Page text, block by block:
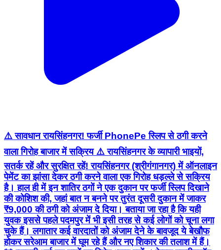
⚠️ सावधान रायसिंहनगर! फर्जी PhonePe स्लिप से ठगी करने
वाला गिरोह बाजार में सक्रिय ⚠️ रायसिंहनगर के व्यापारी भाइयों,
सतर्क रहें और सुरक्षित रहें! रायसिंहनगर (श्रीगंगानगर) में ऑनलाइन
पेमेंट का झांसा देकर ठगी करने वाला एक गिरोह धड़ल्ले से सक्रिय
है। हाल ही में इन शातिर ठगों ने एक दुकान पर फर्जी स्लिप दिखाने
की कोशिश की, जहां बात न बनने पर तुरंत दूसरी दुकान में जाकर
₹9,000 की ठगी को अंजाम दे दिया। बताया जा रहा है कि यही
युवक इससे पहले पदमपुर में भी इसी तरह से कई लोगों को चूना लगा
चुके हैं। लगातार कई वारदातों को अंजाम देने के बावजूद ये बेखौफ
होकर सरेआम बाजार में घूम रहे हैं और नए शिकार की तलाश में हैं।